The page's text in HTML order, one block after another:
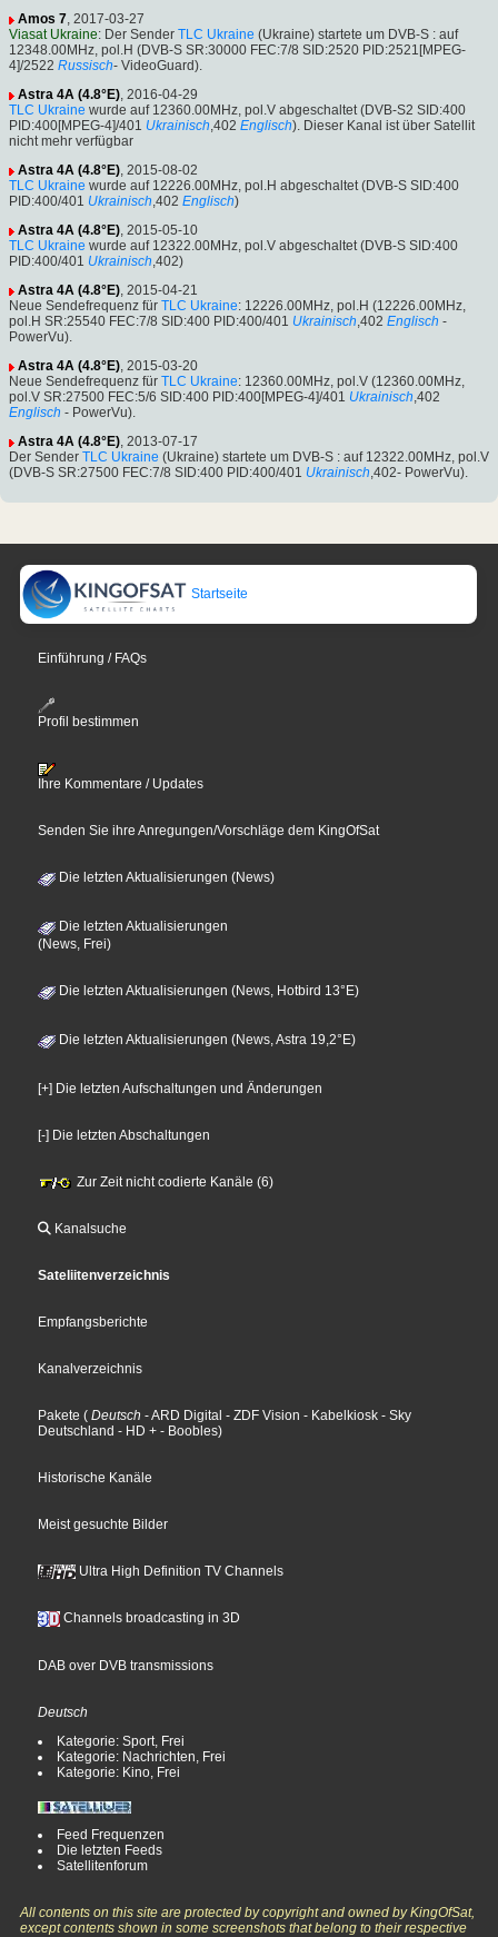
Amos 7, 2017-03-27
Viasat Ukraine: Der Sender TLC Ukraine (Ukraine) startete um DVB-S : auf
12348.00MHz, pol.H (DVB-S SR:30000 FEC:7/8 SID:2520 PID:2521[MPEG-
4]/2522 Russisch- VideoGuard).
Astra 4A (4.8°E), 2016-04-29
TLC Ukraine wurde auf 12360.00MHz, pol.V abgeschaltet (DVB-S2 SID:400
PID:400[MPEG-4]/401 Ukrainisch,402 Englisch). Dieser Kanal ist über Satellit
nicht mehr verfügbar
Astra 4A (4.8°E), 2015-08-02
TLC Ukraine wurde auf 12226.00MHz, pol.H abgeschaltet (DVB-S SID:400
PID:400/401 Ukrainisch,402 Englisch)
Astra 4A (4.8°E), 2015-05-10
TLC Ukraine wurde auf 12322.00MHz, pol.V abgeschaltet (DVB-S SID:400
PID:400/401 Ukrainisch,402)
Astra 4A (4.8°E), 2015-04-21
Neue Sendefrequenz für TLC Ukraine: 12226.00MHz, pol.H (12226.00MHz,
pol.H SR:25540 FEC:7/8 SID:400 PID:400/401 Ukrainisch,402 Englisch -
PowerVu).
Astra 4A (4.8°E), 2015-03-20
Neue Sendefrequenz für TLC Ukraine: 12360.00MHz, pol.V (12360.00MHz,
pol.V SR:27500 FEC:5/6 SID:400 PID:400[MPEG-4]/401 Ukrainisch,402
Englisch - PowerVu).
Astra 4A (4.8°E), 2013-07-17
Der Sender TLC Ukraine (Ukraine) startete um DVB-S : auf 12322.00MHz, pol.V
(DVB-S SR:27500 FEC:7/8 SID:400 PID:400/401 Ukrainisch,402- PowerVu).
Startseite
Einführung / FAQs
Profil bestimmen
Ihre Kommentare / Updates
Senden Sie ihre Anregungen/Vorschläge dem KingOfSat
Die letzten Aktualisierungen (News)
Die letzten Aktualisierungen
(News, Frei)
Die letzten Aktualisierungen (News, Hotbird 13°E)
Die letzten Aktualisierungen (News, Astra 19,2°E)
[+] Die letzten Aufschaltungen und Änderungen
[-] Die letzten Abschaltungen
Zur Zeit nicht codierte Kanäle (6)
Kanalsuche
Sateliitenverzeichnis
Empfangsberichte
Kanalverzeichnis
Pakete ( Deutsch - ARD Digital - ZDF Vision - Kabelkiosk - Sky
Deutschland - HD + - Boobles)
Historische Kanäle
Meist gesuchte Bilder
Ultra High Definition TV Channels
Channels broadcasting in 3D
DAB over DVB transmissions
Deutsch
Kategorie: Sport, Frei
Kategorie: Nachrichten, Frei
Kategorie: Kino, Frei
Feed Frequenzen
Die letzten Feeds
Satellitenforum
All contents on this site are protected by copyright and owned by KingOfSat,
except contents shown in some screenshots that belong to their respective